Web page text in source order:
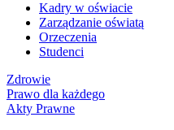
Kadry w oświacie
Zarządzanie oświatą
Orzeczenia
Studenci
Zdrowie
Prawo dla każdego
Akty Prawne